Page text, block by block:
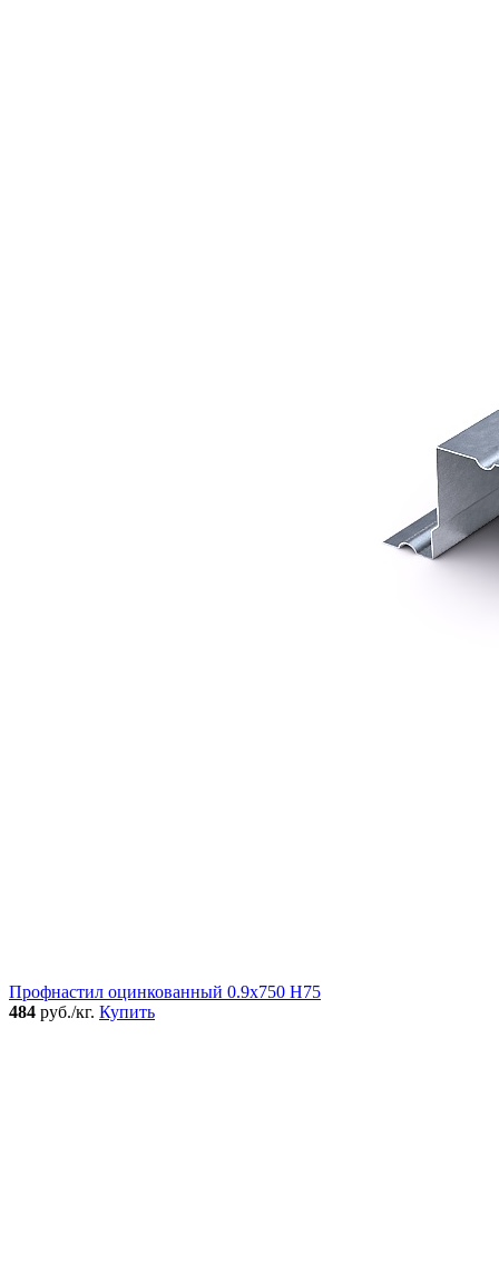
Профнастил оцинкованный 0.9x750 Н75
484 руб./кг. Купить